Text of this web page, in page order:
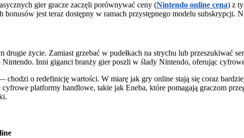
gier gracze zaczęli porównywać ceny (Nintendo online cena) z
jest teraz dostępny w ramach przystępnego modelu subskrypcji.
drugie życie. Zamiast grzebać w pudełkach na strychu lub
Inni giganci branży gier poszli w ślady Nintendo, oferując
o redefinicję wartości. W miarę jak gry online stają się coraz
platformy handlowe, takie jak Eneba, które pomagają graczom